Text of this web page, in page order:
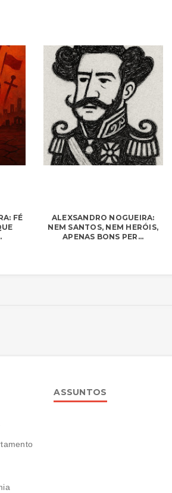
FÉ
ALEXSANDRO NOGUEIRA:
NEM SANTOS, NEM HERÓIS,
APENAS BONS PER...
ASSUNTOS